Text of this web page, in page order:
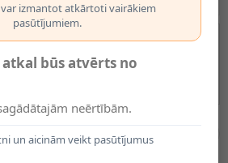
izmantot atkārtoti vairākiem
pasūtījumiem.
būs atvērts no
neērtībām.
un aicinām veikt pasūtījumus